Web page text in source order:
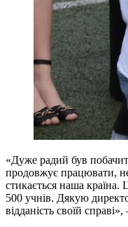
«Дуже радий був
продовжує працювати,
стикається наша країна.
500 учнів. Дякую
відданість своїй